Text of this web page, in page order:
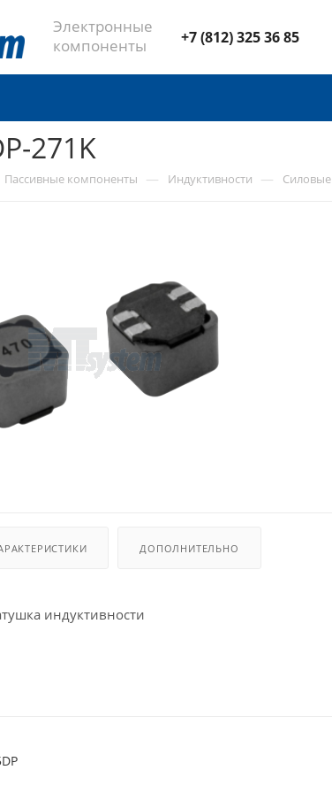
Электронные
компоненты
+7 (812) 325 36 85
271K
Пассивные компоненты — Индуктивности — Силовые
ДОПОЛНИТЕЛЬНО
индуктивности